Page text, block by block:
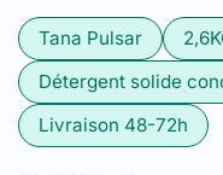
Tana Pulsar
Détergent solide
Livraison 48-72h